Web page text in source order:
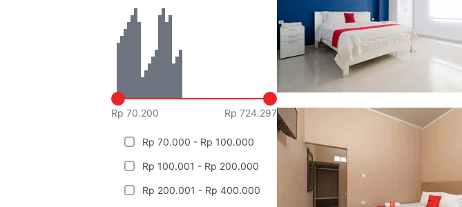
Rp 70.200 Rp 724.297
Rp 70.000 - Rp 100.000
Rp 100.001 - Rp 200.000
Rp 200.001 - Rp 400.000